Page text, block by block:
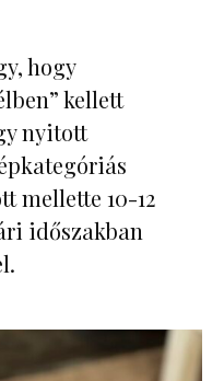
hogy
kellett
nyitott
mellette 10-12
időszakban